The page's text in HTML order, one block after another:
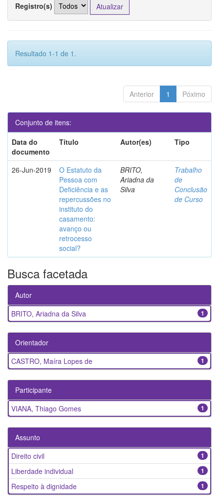
Registro(s)
Resultado 1-1 de 1.
Anterior 1 Póximo
Conjunto de itens:
Data do
documento
Título Autor(es) Tipo
26-Jun-2019
O Estatuto da
Pessoa com
Deficiência e as
repercussões no
instituto do
casamento:
avanço ou
retrocesso
social?
BRITO,
Ariadna da
Silva
Trabalho
de
Conclusão
de Curso
Busca facetada
Autor
1
BRITO, Ariadna da Silva
Orientador
1
CASTRO, Maíra Lopes de
Participante
1
VIANA, Thiago Gomes
Assunto
1
Direito civil
1
Liberdade individual
1
Respeito à dignidade